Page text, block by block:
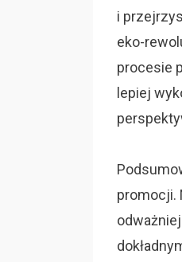
i
eko-
procesie
lepiej
promocji.